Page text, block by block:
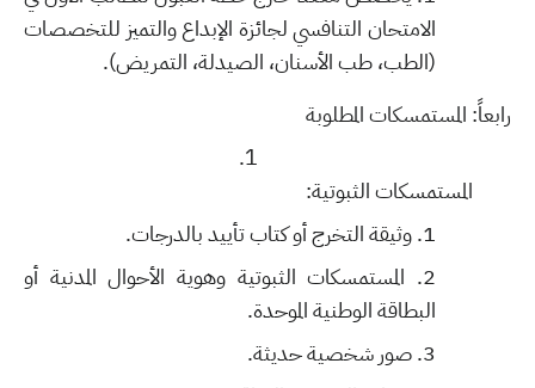
الامتحان التنافسي لجائزة الإبداع والتميز للتخصصات
(الطب، طب الأسنان، الصيدلة، التمريض).
رابعاً: المستمسكات المطلوبة
المستمسكات الثبوتية:
وثيقة التخرج أو كتاب تأييد بالدرجات.
المستمسكات الثبوتية وهوية الأحوال المدنية أو
البطاقة الوطنية الموحدة.
صور شخصية حديثة.